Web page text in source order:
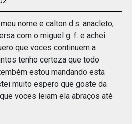
nome e calton d.s. anacleto,
com o miguel g. f. e achei
que voces continuem a
tenho certeza que todo
estou mandando esta
muito espero que goste da
voces leiam ela abraços até